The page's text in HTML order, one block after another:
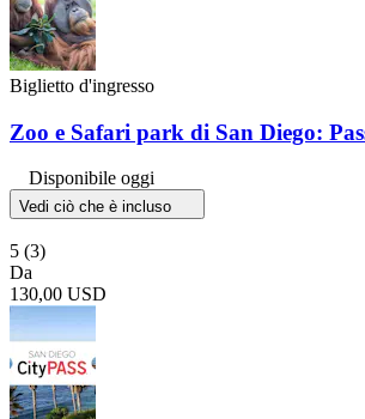
Biglietto d'ingresso
Zoo e Safari park di San Diego:
Disponibile oggi
Vedi ciò che è incluso
5 (3)
Da
130,00 USD